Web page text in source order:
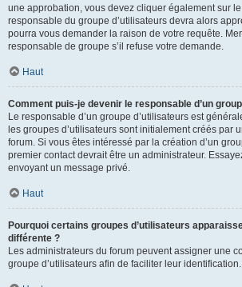
une approbation, vous devez cliquer également sur
responsable du groupe d’utilisateurs devra alors
pourra vous demander la raison de votre requête.
responsable de groupe s’il refuse votre demande.
Haut
Comment puis-je devenir le responsable d’un
Le responsable d’un groupe d’utilisateurs est
les groupes d’utilisateurs sont initialement créés par
forum. Si vous êtes intéressé par la création d’un
premier contact devrait être un administrateur.
envoyant un message privé.
Haut
Pourquoi certains groupes d’utilisateurs
différente ?
Les administrateurs du forum peuvent assigner une
groupe d’utilisateurs afin de faciliter leur identification.